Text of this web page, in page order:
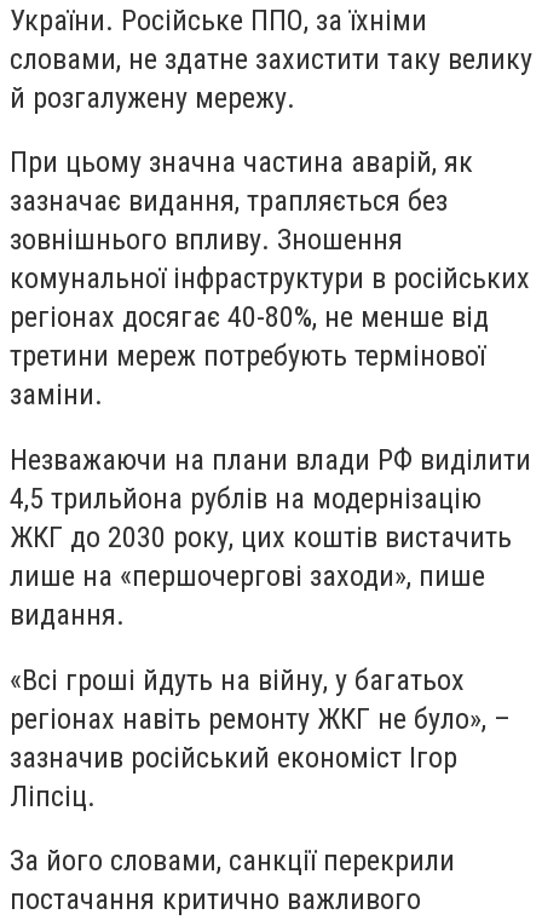
України. Російське ППО, за їхніми
словами, не здатне захистити таку велику
й розгалужену мережу.
При цьому значна частина аварій, як
зазначає видання, трапляється без
зовнішнього впливу. Зношення
комунальної інфраструктури в російських
регіонах досягає 40-80%, не менше від
третини мереж потребують термінової
заміни.
Незважаючи на плани влади РФ виділити
4,5 трильйона рублів на модернізацію
ЖКГ до 2030 року, цих коштів вистачить
лише на «першочергові заходи», пише
видання.
«Всі гроші йдуть на війну, у багатьох
регіонах навіть ремонту ЖКГ не було», –
зазначив російський економіст Ігор
Ліпсіц.
За його словами, санкції перекрили
постачання критично важливого